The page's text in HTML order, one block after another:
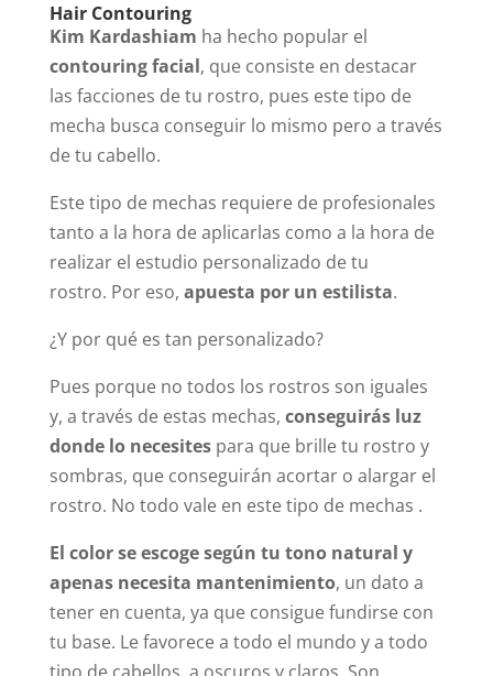
Hair Contouring
Kim Kardashiam ha hecho popular el
contouring facial, que consiste en destacar
las facciones de tu rostro, pues este tipo de
mecha busca conseguir lo mismo pero a través
de tu cabello.
Este tipo de mechas requiere de profesionales
tanto a la hora de aplicarlas como a la hora de
realizar el estudio personalizado de tu
rostro. Por eso, apuesta por un estilista.
¿Y por qué es tan personalizado?
Pues porque no todos los rostros son iguales
y, a través de estas mechas, conseguirás luz
donde lo necesitespara que brille tu rostro y
sombras, que conseguirán acortar o alargar el
rostro. No todo vale en este tipo de mechas .
El color se escoge según tu tono natural y
apenas necesita mantenimiento, un dato a
tener en cuenta, ya que consigue fundirse con
tu base. Le favorece a todo el mundo y a todo